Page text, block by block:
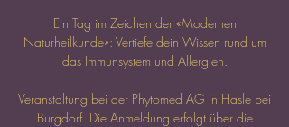
Ein Tag im Zeichen der «Modernen
Naturheilkunde»: Vertiefe dein Wissen rund um
das Immunsystem und Allergien.
Veranstaltung bei der Phytomed AG in Hasle bei
Burgdorf. Die Anmeldung erfolgt über die